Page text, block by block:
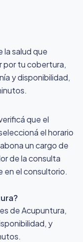
la salud que
por tu cobertura,
y disponibilidad,
que el
el horario
un cargo de
de la consulta
en el consultorio.
de Acupuntura,
y